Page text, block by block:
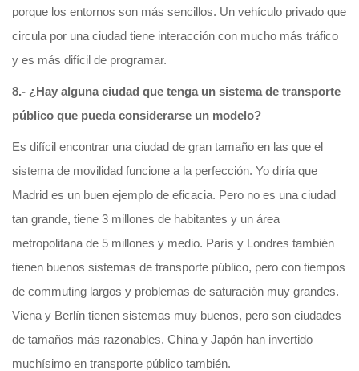
porque los entornos son más sencillos. Un vehículo privado que
circula por una ciudad tiene interacción con mucho más tráfico
y es más difícil de programar.
8.- ¿Hay alguna ciudad que tenga un sistema de transporte
público que pueda considerarse un modelo?
Es difícil encontrar una ciudad de gran tamaño en las que el
sistema de movilidad funcione a la perfección. Yo diría que
Madrid es un buen ejemplo de eficacia. Pero no es una ciudad
tan grande, tiene 3 millones de habitantes y un área
metropolitana de 5 millones y medio. París y Londres también
tienen buenos sistemas de transporte público, pero con tiempos
de commuting largos y problemas de saturación muy grandes.
Viena y Berlín tienen sistemas muy buenos, pero son ciudades
de tamaños más razonables. China y Japón han invertido
muchísimo en transporte público también.